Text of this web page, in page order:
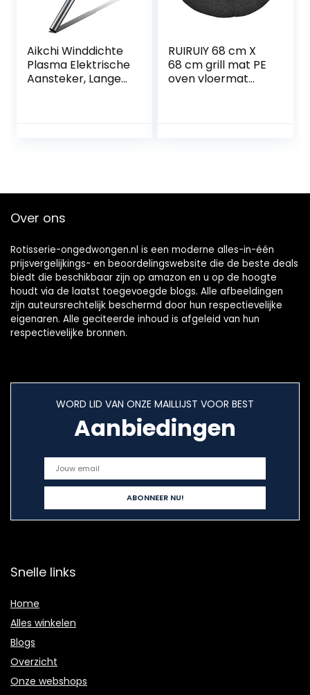
Aikchi Winddichte
Plasma Elektrische
Aansteker, Lange
ming (Zilver)
RUIRUIY 68 cm X
68 cm grill mat PE
oven vloermat
Over ons
Rotisserie-ongedwongen.nl is een moderne alles-in-één
prijsvergelijkings- en beoordelingswebsite die de beste deals
biedt die beschikbaar zijn op amazon en u op de hoogte
houdt via de laatst toegevoegde blogs. Alle afbeeldingen
zijn auteursrechtelijk beschermd door hun respectievelijke
eigenaren. Alle geciteerde inhoud is afgeleid van hun
respectievelijke bronnen.
WORD LID VAN ONZE MAILLIJST VOOR BEST
Aanbiedingen
Snelle links
Home
Alles winkelen
Blogs
Overzicht
Onze webshops